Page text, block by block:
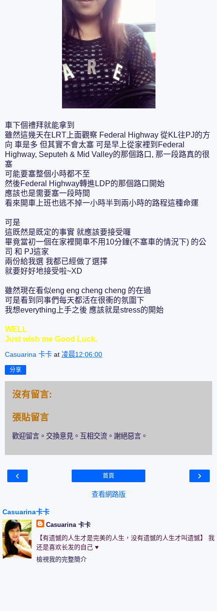
車下個禮拜就能拿到
雖然這幾天在LRT上面觀察 Federal Highway 從KL往PJ的方
向 車是多 但其實不會太塞 可是早上從家裡到Federal
Highway, Seputeh & Mid Valley的那個路口, 那一段路真的很
塞
可能要塞整個小時都不至
然後Federal Highway轉進LDP的那個路口開始
應該也是需要塞一段時間
看來開車上班也逃不掉一小時半到兩小時的路程這種命運
可是
這既然是既定的事實 就應該要接受囉
畢竟當初一個在家裡開車不用10分鐘(不塞車的情況下) 的公
司 和 PJ這家
兩份給我選 我都已經做了選擇
就要好好地接受啦~XD
雖然現在看似eng eng cheng cheng 的在過
可是看到同事們每天都活在很衝的氛圍下
我想everything上手之後 應該就是stress的開始
WELL
Just wish me Good Luck.
Casuarina 卡卡 at 凌晨12:06:00
分享
沒有留言:
張貼留言
歡迎留言。交換意見。互相交流。謝絕惡言。
‹ ›
首頁
查看網路版
Casuarina卡卡
Casuarina 卡卡
【有遗憾的人生才是完美的人生，没有遗憾的人生才叫遗憾】 我
还是喜欢长发的自己 ♥
檢視我的完整簡介